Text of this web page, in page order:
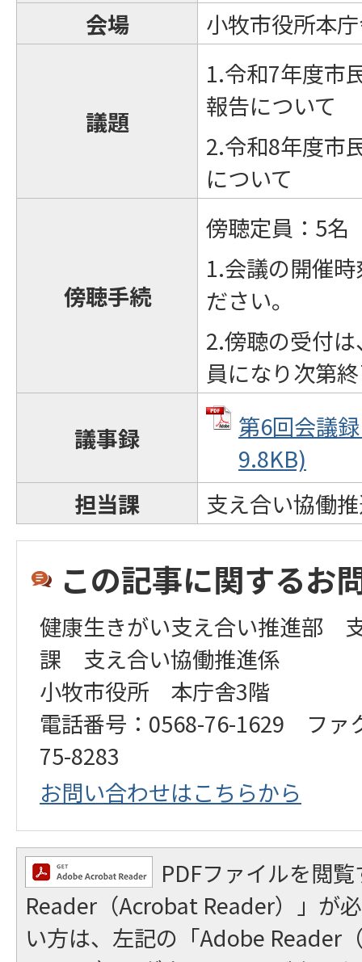
会場
小牧市役所本
議題
1.令和7年度市
報告について
2.令和8年度市
について
傍聴手続
傍聴定員：5名
1.会議の開催
ださい。
2.傍聴の受付
員になり次第
議事録
第6回会議
9.8KB)
担当課
支え合い協働
この記事に関するお
健康生きがい支え合い推進部
課 支え合い協働推進係
小牧市役所 本庁舎3階
電話番号：0568-76-1629 ファ
75-8283
お問い合わせはこちらから
PDFファイルを閲
Reader（Acrobat Reader）」が
い方は、左記の「Adobe Reader